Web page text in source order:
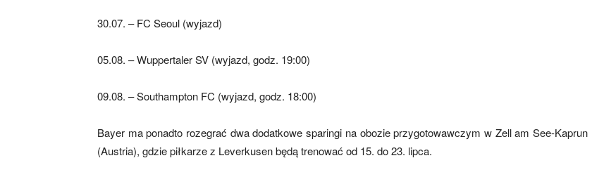
30.07. – FC Seoul (wyjazd)
05.08. – Wuppertaler SV (wyjazd, godz. 19:00)
09.08. – Southampton FC (wyjazd, godz. 18:00)
Bayer ma ponadto rozegrać dwa dodatkowe sparingi na obozie przygotowawczym w Zell am See-Kaprun
(Austria), gdzie piłkarze z Leverkusen będą trenować od 15. do 23. lipca.